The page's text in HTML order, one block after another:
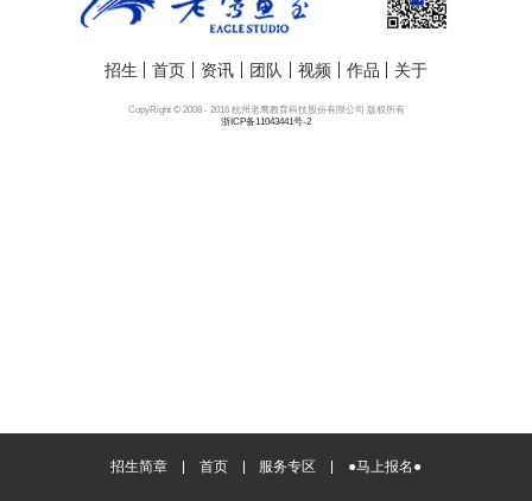
招生 首页 资讯 团队 视频 作品 关于
CopyRight © 2008 - 2016 杭州老鹰教育科技股份有限公司 版权所有
浙ICP备11043441号-2
招生简章 首页 服务专区 ●马上报名●